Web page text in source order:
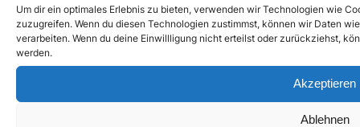
Um dir ein optimales Erlebnis zu bieten, verwenden wir Technologien wie
zuzugreifen. Wenn du diesen Technologien zustimmst, können wir Daten
verarbeiten. Wenn du deine Einwillligung nicht erteilst oder zurückziehst,
werden.
Akzeptieren
Ablehnen
Social
© 2025 by Jacnis.com